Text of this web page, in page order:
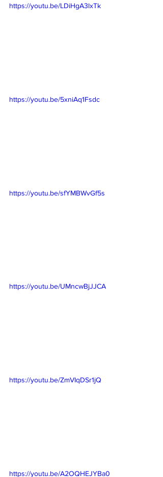
https://youtu.be/LDiHgA3lxTk
https://youtu.be/5xniAq1Fsdc
https://youtu.be/sfYMBWvGf5s
https://youtu.be/UMncwBjJJCA
https://youtu.be/ZmVIqDSr1jQ
https://youtu.be/A2OQHEJYBa0